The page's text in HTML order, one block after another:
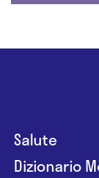
Salute
Dizionario